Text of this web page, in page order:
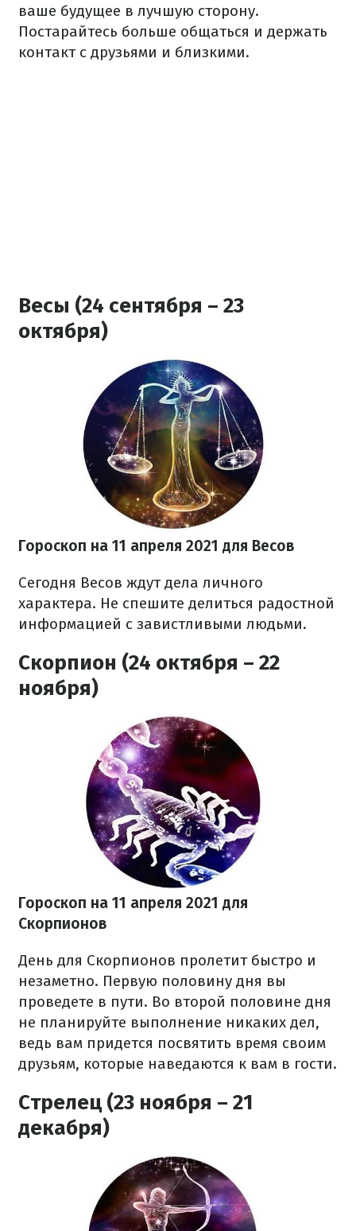
ваше будущее в лучшую сторону.
Постарайтесь больше общаться и держать
контакт с друзьями и близкими.
Весы (24 сентября – 23
октября)
Гороскоп на 11 апреля 2021 для Весов
Сегодня Весов ждут дела личного
характера. Не спешите делиться радостной
информацией с завистливыми людьми.
Скорпион (24 октября – 22
ноября)
Гороскоп на 11 апреля 2021 для
Скорпионов
День для Скорпионов пролетит быстро и
незаметно. Первую половину дня вы
проведете в пути. Во второй половине дня
не планируйте выполнение никаких дел,
ведь вам придется посвятить время своим
друзьям, которые наведаются к вам в гости.
Стрелец (23 ноября – 21
декабря)